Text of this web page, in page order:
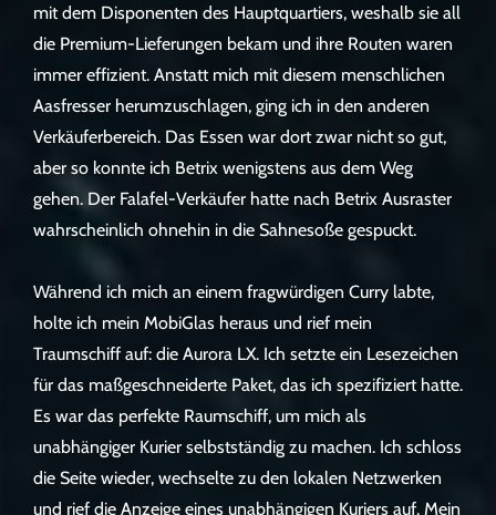
mit dem Disponenten des Hauptquartiers, weshalb sie all
die Premium-Lieferungen bekam und ihre Routen waren
immer effizient. Anstatt mich mit diesem menschlichen
Aasfresser herumzuschlagen, ging ich in den anderen
Verkäuferbereich. Das Essen war dort zwar nicht so gut,
aber so konnte ich Betrix wenigstens aus dem Weg
gehen. Der Falafel-Verkäufer hatte nach Betrix Ausraster
wahrscheinlich ohnehin in die Sahnesoße gespuckt.
Während ich mich an einem fragwürdigen Curry labte,
holte ich mein MobiGlas heraus und rief mein
Traumschiff auf: die Aurora LX. Ich setzte ein Lesezeichen
für das maßgeschneiderte Paket, das ich spezifiziert hatte.
Es war das perfekte Raumschiff, um mich als
unabhängiger Kurier selbstständig zu machen. Ich schloss
die Seite wieder, wechselte zu den lokalen Netzwerken
und rief die Anzeige eines unabhängigen Kuriers auf. Mein